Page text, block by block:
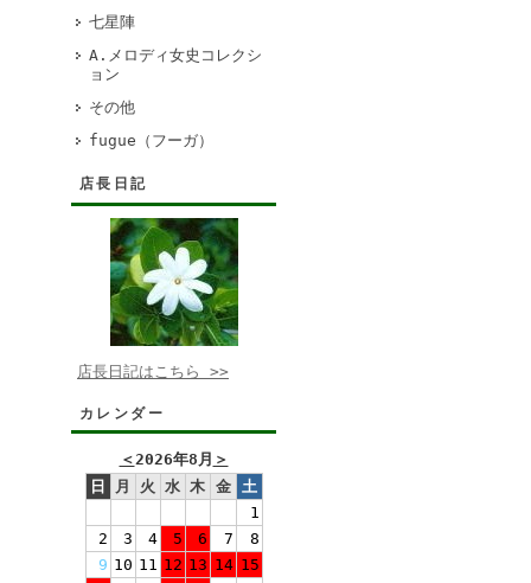
七星陣
A.メロディ女史コレクシ
ョン
その他
fugue（フーガ）
店長日記
店長日記はこちら >>
カレンダー
＜2026年8月 ＞
日
月 火 水 木 金
土
1
2
3 4 5 6 7
8
9 10 11 12 13 14 15